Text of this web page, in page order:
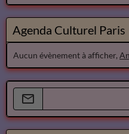
Agenda Culturel Paris
Aucun évènement à afficher,